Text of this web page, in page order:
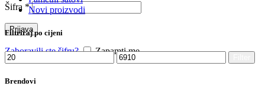
Šifra *
Prijava
Zaboravili ste šifru? Zapamti me
Novi proizvodi
Filtriraj po cijeni
Min
price
Max
price
Brendovi